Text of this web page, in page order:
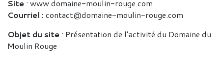
Site : www.domaine-moulin-rouge.com
Courriel : contact@domaine-moulin-rouge.com
Objet du site : Présentation de l’activité du Domaine du
Moulin Rouge